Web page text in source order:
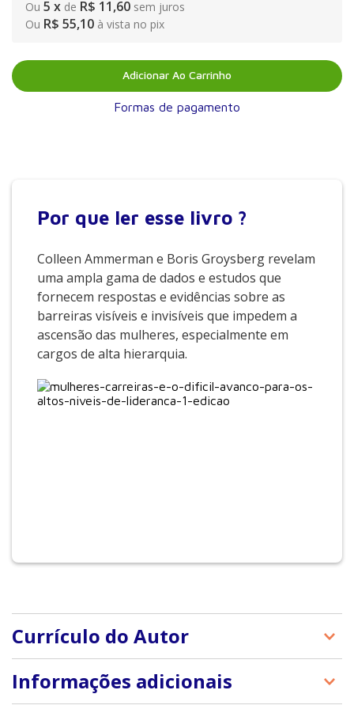
Ou 5 x de R$ 11,60 sem juros
Ou R$ 55,10 à vista no pix
Adicionar Ao Carrinho
Formas de pagamento
Por que ler esse livro ?
Colleen Ammerman e Boris Groysberg revelam
uma ampla gama de dados e estudos que
fornecem respostas e evidências sobre as
barreiras visíveis e invisíveis que impedem a
ascensão das mulheres, especialmente em
cargos de alta hierarquia.
Currículo do Autor
Colleen Ammerman é diretora da Gender Initiative,
da Harvard Business School (HBS), que catalisa e
Informações adicionais